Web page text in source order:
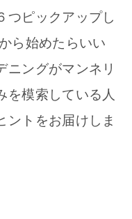
つピックアップし
ら始めたらいい
ニングがマンネリ
を模索している人
ントをお届けしま